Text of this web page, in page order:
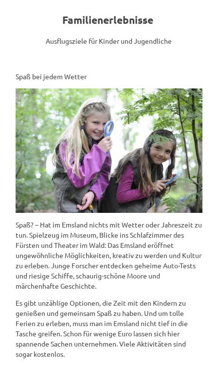
Familienerlebnisse
Ausflugsziele für Kinder und Jugendliche
Spaß bei jedem Wetter
Spaß? – Hat im Emsland nichts mit Wetter oder Jahreszeit zu
tun. Spielzeug im Museum, Blicke ins Schlafzimmer des
Fürsten und Theater im Wald: Das Emsland eröffnet
ungewöhnliche Möglichkeiten, kreativ zu werden und Kultur
zu erleben. Junge Forscher entdecken geheime Auto-Tests
und riesige Schiffe, schaurig-schöne Moore und
märchenhafte Geschichte.
Es gibt unzählige Optionen, die Zeit mit den Kindern zu
genießen und gemeinsam Spaß zu haben. Und um tolle
Ferien zu erleben, muss man im Emsland nicht tief in die
Tasche greifen. Schon für wenige Euro lassen sich hier
spannende Sachen unternehmen. Viele Aktivitäten sind
sogar kostenlos.